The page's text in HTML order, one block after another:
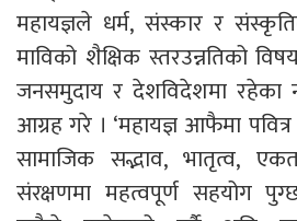
महायज्ञले धर्म, संस्कार र
माविको शैक्षिक स्तरउन्नतिको
जनसमुदाय र देशविदेशमा रहेका
आग्रह गरे । ‘महायज्ञ आफैमा
सामाजिक सद्भाव, भातृत्व,
संरक्षणमा महत्वपूर्ण सहयोग